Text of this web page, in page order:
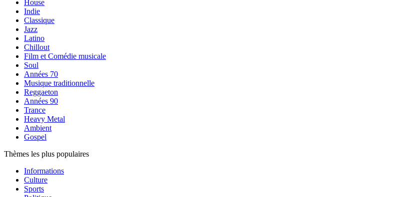
House
Indie
Classique
Jazz
Latino
Chillout
Film et Comédie musicale
Soul
Années 70
Musique traditionnelle
Reggaeton
Années 90
Trance
Heavy Metal
Ambient
Gospel
Thèmes les plus populaires
Informations
Culture
Sports